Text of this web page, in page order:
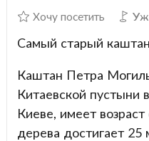
Хочу посетить
Самый старый
Каштан Петра
Китаевской пустыни
Киеве, имеет
дерева достигает 25